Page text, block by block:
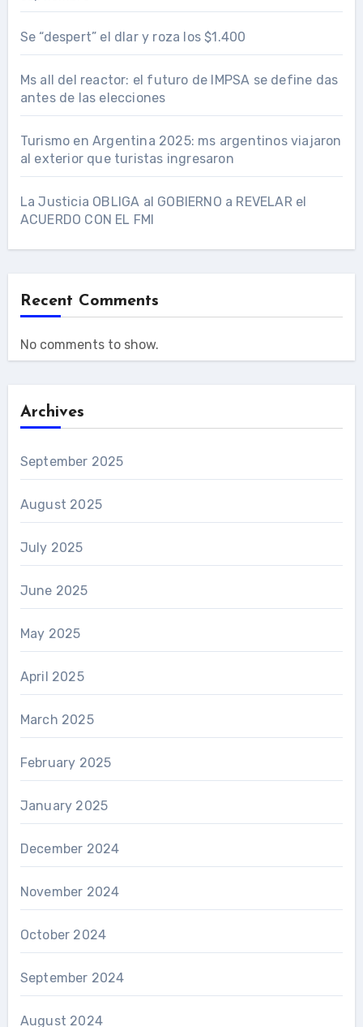
Se “despert” el dlar y roza los $1.400
Ms all del reactor: el futuro de IMPSA se define das
antes de las elecciones
Turismo en Argentina 2025: ms argentinos viajaron
al exterior que turistas ingresaron
La Justicia OBLIGA al GOBIERNO a REVELAR el
ACUERDO CON EL FMI
Recent Comments
No comments to show.
Archives
September 2025
August 2025
July 2025
June 2025
May 2025
April 2025
March 2025
February 2025
January 2025
December 2024
November 2024
October 2024
September 2024
August 2024